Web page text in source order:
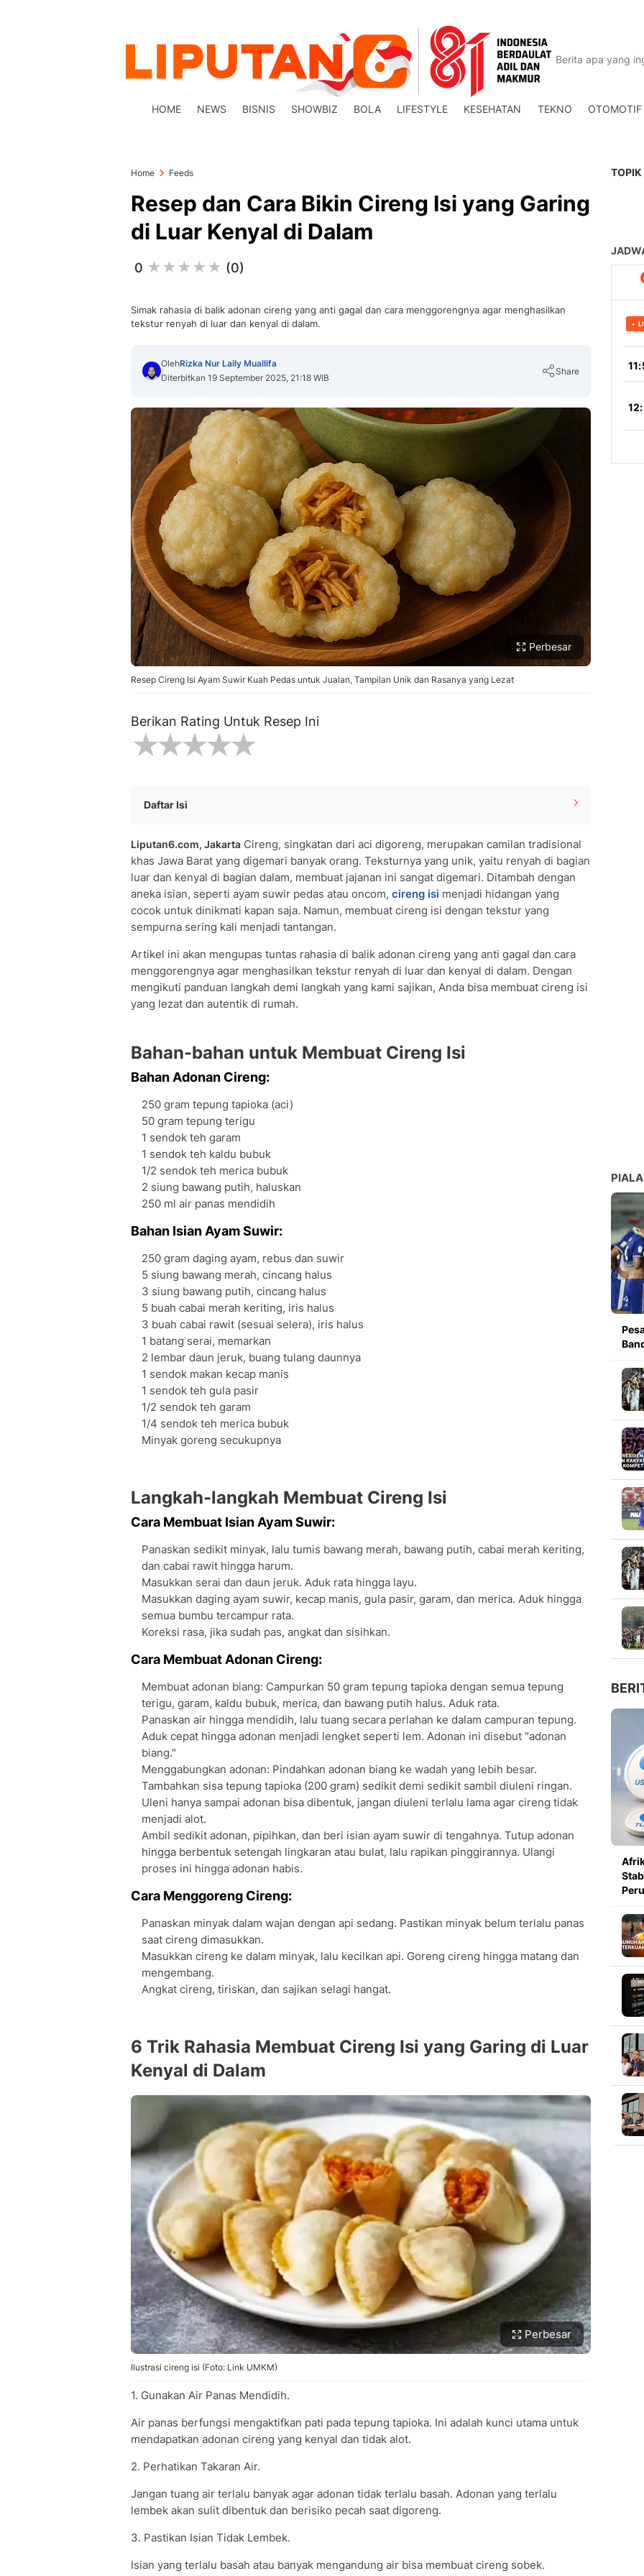
HOME NEWS BISNIS SHOWBIZ BOLA LIFESTYLE KESEHATAN TEKNO OTOMOTIF
Home Feeds
Resep dan Cara Bikin Cireng Isi yang Garing
di Luar Kenyal di Dalam
0 (0)
Simak rahasia di balik adonan cireng yang anti gagal dan cara menggorengnya agar menghasilkan
tekstur renyah di luar dan kenyal di dalam.
OlehRizka Nur Laily Muallifa
Diterbitkan 19 September 2025, 21:18 WIB
Share
Perbesar
Resep Cireng Isi Ayam Suwir Kuah Pedas untuk Jualan, Tampilan Unik dan Rasanya yang Lezat
Berikan Rating Untuk Resep Ini
Daftar Isi
• Bahan Adonan Cireng:
• Bahan Isian Ayam Suwir:
Langkah-langkah Membuat Cireng Isi
• Cara Membuat Isian Ayam Suwir:
• Cara Membuat Adonan Cireng:
• Cara Menggoreng Cireng:
Trik Rahasia Membuat Cireng Isi yang Garing di Luar Kenyal di Dalam
Variasi Isian Cireng
Perbedaan Cireng Isi dengan Cireng Tradisional
Pertanyaan seputar Cireng Isi
Liputan6.com, Jakarta Cireng, singkatan dari aci digoreng, merupakan camilan tradisional
khas Jawa Barat yang digemari banyak orang. Teksturnya yang unik, yaitu renyah di bagian
luar dan kenyal di bagian dalam, membuat jajanan ini sangat digemari. Ditambah dengan
aneka isian, seperti ayam suwir pedas atau oncom, cireng isi menjadi hidangan yang
cocok untuk dinikmati kapan saja. Namun, membuat cireng isi dengan tekstur yang
sempurna sering kali menjadi tantangan.
Artikel ini akan mengupas tuntas rahasia di balik adonan cireng yang anti gagal dan cara
menggorengnya agar menghasilkan tekstur renyah di luar dan kenyal di dalam. Dengan
mengikuti panduan langkah demi langkah yang kami sajikan, Anda bisa membuat cireng isi
yang lezat dan autentik di rumah.
Bahan-bahan untuk Membuat Cireng Isi
Bahan Adonan Cireng:
250 gram tepung tapioka (aci)
50 gram tepung terigu
1 sendok teh garam
1 sendok teh kaldu bubuk
1/2 sendok teh merica bubuk
2 siung bawang putih, haluskan
250 ml air panas mendidih
Bahan Isian Ayam Suwir:
250 gram daging ayam, rebus dan suwir
5 siung bawang merah, cincang halus
3 siung bawang putih, cincang halus
5 buah cabai merah keriting, iris halus
3 buah cabai rawit (sesuai selera), iris halus
1 batang serai, memarkan
2 lembar daun jeruk, buang tulang daunnya
1 sendok makan kecap manis
1 sendok teh gula pasir
1/2 sendok teh garam
1/4 sendok teh merica bubuk
Minyak goreng secukupnya
Langkah-langkah Membuat Cireng Isi
Cara Membuat Isian Ayam Suwir:
Panaskan sedikit minyak, lalu tumis bawang merah, bawang putih, cabai merah keriting,
dan cabai rawit hingga harum.
Masukkan serai dan daun jeruk. Aduk rata hingga layu.
Masukkan daging ayam suwir, kecap manis, gula pasir, garam, dan merica. Aduk hingga
semua bumbu tercampur rata.
Koreksi rasa, jika sudah pas, angkat dan sisihkan.
Cara Membuat Adonan Cireng:
Membuat adonan biang: Campurkan 50 gram tepung tapioka dengan semua tepung
terigu, garam, kaldu bubuk, merica, dan bawang putih halus. Aduk rata.
Panaskan air hingga mendidih, lalu tuang secara perlahan ke dalam campuran tepung.
Aduk cepat hingga adonan menjadi lengket seperti lem. Adonan ini disebut "adonan
biang."
Menggabungkan adonan: Pindahkan adonan biang ke wadah yang lebih besar.
Tambahkan sisa tepung tapioka (200 gram) sedikit demi sedikit sambil diuleni ringan.
Uleni hanya sampai adonan bisa dibentuk, jangan diuleni terlalu lama agar cireng tidak
menjadi alot.
Ambil sedikit adonan, pipihkan, dan beri isian ayam suwir di tengahnya. Tutup adonan
hingga berbentuk setengah lingkaran atau bulat, lalu rapikan pinggirannya. Ulangi
proses ini hingga adonan habis.
Cara Menggoreng Cireng:
Panaskan minyak dalam wajan dengan api sedang. Pastikan minyak belum terlalu panas
saat cireng dimasukkan.
Masukkan cireng ke dalam minyak, lalu kecilkan api. Goreng cireng hingga matang dan
mengembang.
Angkat cireng, tiriskan, dan sajikan selagi hangat.
6 Trik Rahasia Membuat Cireng Isi yang Garing di Luar
Kenyal di Dalam
Perbesar
Ilustrasi cireng isi (Foto: Link UMKM)
1. Gunakan Air Panas Mendidih.
Air panas berfungsi mengaktifkan pati pada tepung tapioka. Ini adalah kunci utama untuk
mendapatkan adonan cireng yang kenyal dan tidak alot.
2. Perhatikan Takaran Air.
Jangan tuang air terlalu banyak agar adonan tidak terlalu basah. Adonan yang terlalu
lembek akan sulit dibentuk dan berisiko pecah saat digoreng.
3. Pastikan Isian Tidak Lembek.
Isian yang terlalu basah atau banyak mengandung air bisa membuat cireng sobek.
TOPIK